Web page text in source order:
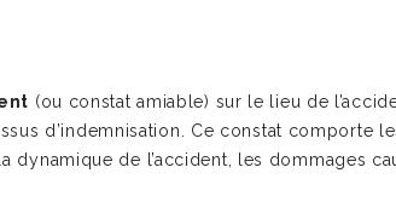
(ou constat amiable) sur le lieu de
d’indemnisation. Ce constat comporte
dynamique de l’accident, les dommages